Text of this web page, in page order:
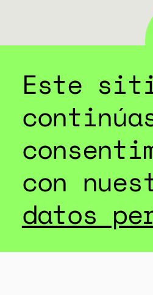
Este
con
datos